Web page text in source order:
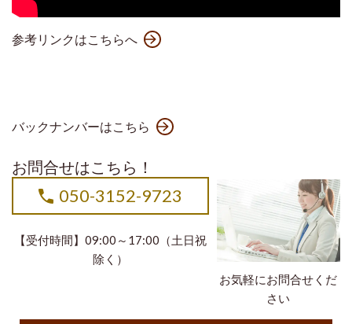
参考リンクはこちらへ
バックナンバーはこちら
お問合せはこちら！
お気軽にお問合せくだ
さい
050-3152-9723
【受付時間】09:00～17:00（土日祝
除く）